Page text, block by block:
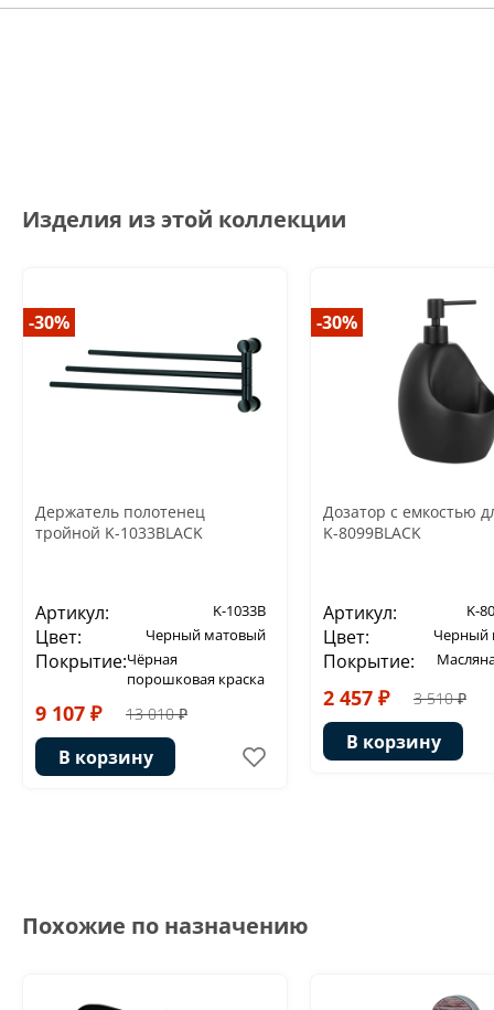
Изделия из этой коллекции
-30%
Держатель полотенец
тройной K-1033BLACK
Артикул: K-1033B
Цвет: Черный матовый
Покрытие:Чёрная
порошковая краска
9 107 ₽ 13 010 ₽
В корзину
-30%
Дозатор с емкостью
K-8099BLACK
Артикул: K-
Цвет: Черный
Покрытие:
2 457 ₽ 3 510 ₽
В корзину
Похожие по назначению